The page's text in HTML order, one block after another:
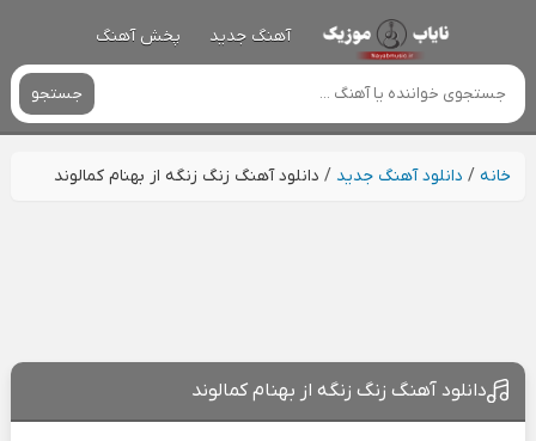
آهنگ جدید پخش آهنگ
جستجو
خانه/ دانلود آهنگ جدید / دانلود آهنگ زنگ زنگه از بهنام کمالوند
دانلود آهنگ زنگ زنگه از بهنام کمالوند